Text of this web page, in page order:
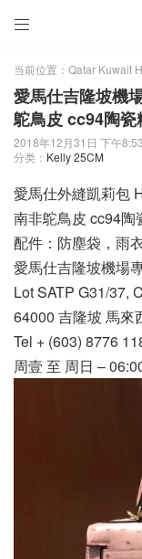

当前位置： Qatar Kuwait
愛馬仕吉隆坡機
鴕鳥皮 cc94陶瓷
2018年12月31日 下午8:53
分类： Kelly 25CM
愛馬仕外縫凱莉包
南非鴕鳥皮 cc94陶
配件：防塵袋，雨
愛馬仕吉隆坡機場
Lot SATP G31/37,
64000 吉隆坡 馬來
Tel + (603) 8776
周壹 至 周日 –